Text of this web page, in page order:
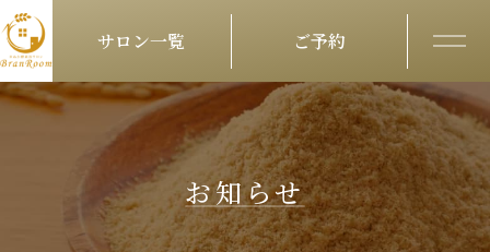
Skip to content
サロン一覧 ご予約 メニ
お知らせ